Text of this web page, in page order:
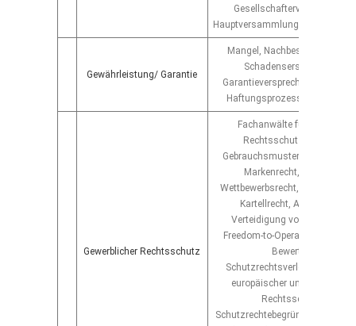
Hauptversammlungen;
Gewährleistung/ Garantie
Mangel, Nachbesserung,
Schadensersatz,
Garantieversprechen,
Haftungsprozess,
Gewerblicher Rechtsschutz
Fachanwälte für
Rechtsschutz,
Gebrauchsmusterrecht,
Markenrecht,
Wettbewerbsrecht,
Kartellrecht, Anmeldung
Verteidigung von
Freedom-to-Operate-
Bewertungen,
europäischer und
Rechtsschutz und
Schutzrechtebegründung/-